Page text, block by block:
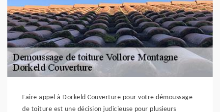
Faire appel à Dorkeld Couverture pour votre démoussage
de toiture est une décision judicieuse pour plusieurs